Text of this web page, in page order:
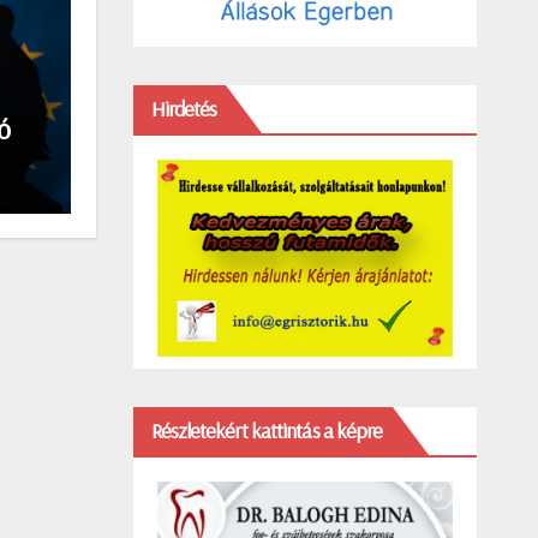
Hirdetés
Részletekért kattintás a képre